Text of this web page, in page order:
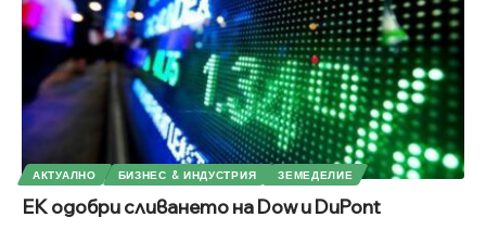
АКТУАЛНО БИЗНЕС & ИНДУСТРИЯ ЗЕМЕДЕЛИЕ
ЕК одобри сливането на Dow и DuPont